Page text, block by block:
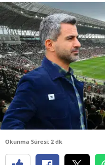
Okunma Süresi: 2 dk